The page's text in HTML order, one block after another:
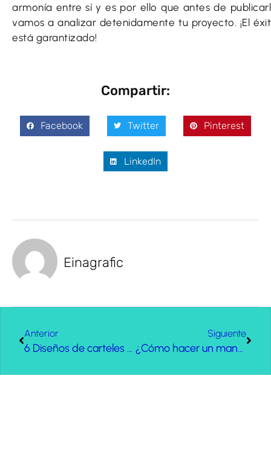
armonía entre sí y es por ello que antes de
vamos a analizar detenidamente tu proyecto. ¡El
está garantizado!
Compartir:
Facebook Twitter Pinterest
LinkedIn
Einagrafic
Anterior
6 Diseños de carteles de este Carnaval 2018
Siguiente
¿Cómo hacer un manual de identidad corporativa?